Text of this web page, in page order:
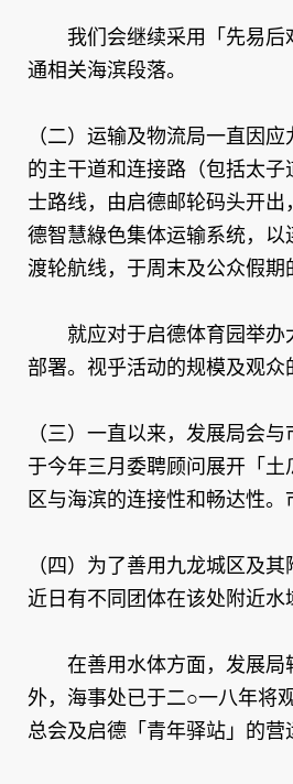
我们会继续采用「先易后难
通相关海滨段落。
（二）运输及物流局一直因
的主干道和连接路（包括太
士路线，由启德邮轮码头开
德智慧綠色集体运输系统，
渡轮航线，于周末及公众假期
就应对于启德体育园举办大
部署。视乎活动的规模及观
（三）一直以来，发展局会
于今年三月委聘顾问展开「
区与海滨的连接性和畅达性
（四）为了善用九龙城区及
近日有不同团体在该处附近
在善用水体方面，发展局辖
外，海事处已于二○一八年将
总会及启德「青年驿站」的营